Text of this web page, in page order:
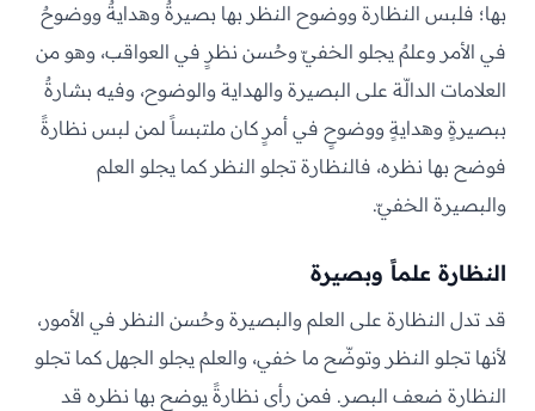
بها؛ فلبس النظارة ووضوح النظر بها بصيرةٌ وهدايةٌ ووضوحٌ
في الأمر وعلمٌ يجلو الخفيّ وحُسن نظرٍ في العواقب، وهو من
العلامات الدالّة على البصيرة والهداية والوضوح، وفيه بشارةٌ
ببصيرةٍ وهدايةٍ ووضوحٍ في أمرٍ كان ملتبساً لمن لبس نظارةً
فوضح بها نظره، فالنظارة تجلو النظر كما يجلو العلم
والبصيرة الخفيّ.
النظارة علماً وبصيرة
قد تدل النظارة على العلم والبصيرة وحُسن النظر في الأمور،
لأنها تجلو النظر وتوضّح ما خفي، والعلم يجلو الجهل كما تجلو
النظارة ضعف البصر. فمن رأى نظارةً يوضح بها نظره قد